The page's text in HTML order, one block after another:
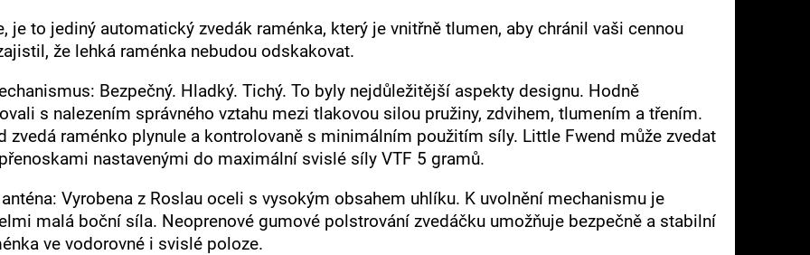
je to jediný automatický zvedák raménka, který je vnitřně tlumen, aby chránil vaši cennou
že lehká raménka nebudou odskakovat.
Bezpečný. Hladký. Tichý. To byly nejdůležitější aspekty designu. Hodně
s nalezením správného vztahu mezi tlakovou silou pružiny, zdvihem, tlumením a třením.
zvedá raménko plynule a kontrolovaně s minimálním použitím síly. Little Fwend může zvedat
nastavenými do maximální svislé síly VTF 5 gramů.
Vyrobena z Roslau oceli s vysokým obsahem uhlíku. K uvolnění mechanismu je
malá boční síla. Neoprenové gumové polstrování zvedáčku umožňuje bezpečně a stabilní
ve vodorovné i svislé poloze.